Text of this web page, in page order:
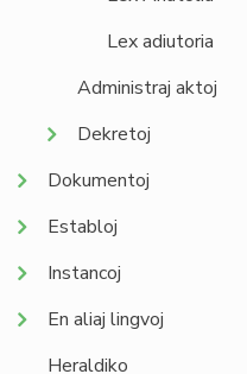
Lex adiutoria
Administraj aktoj
Dekretoj
Dokumentoj
Establoj
Instancoj
En aliaj lingvoj
Heraldiko